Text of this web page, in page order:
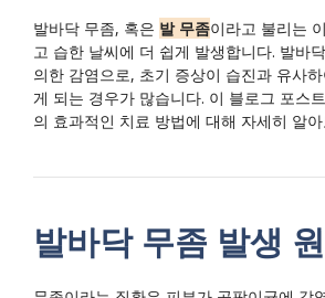
발바닥 무좀, 혹은 발 무좀이라고 불리는
고 습한 날씨에 더 쉽게 발생합니다. 발바
의한 감염으로, 초기 증상이 습진과 유사
게 되는 경우가 많습니다. 이 블로그 포스
의 효과적인 치료 방법에 대해 자세히 알
발바닥 무좀 발생